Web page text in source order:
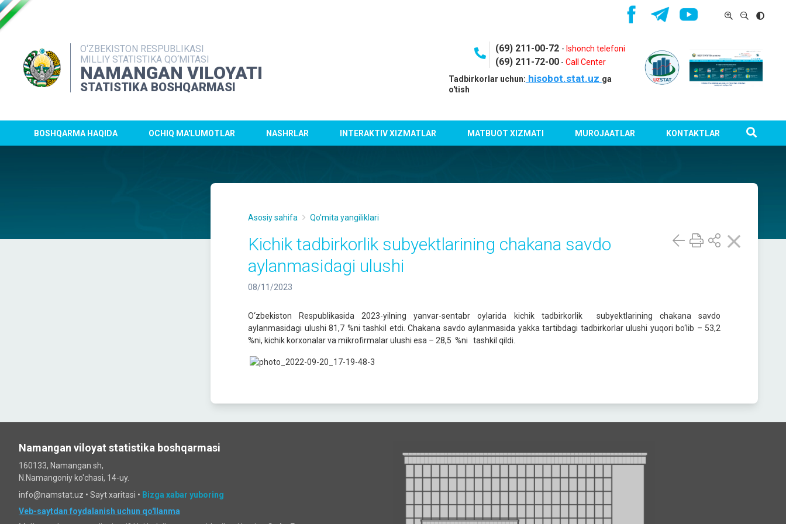
O‘ZBEKISTON RESPUBLIKASI
MILLIY STATISTIKA QO‘MITASI
NAMANGAN VILOYATI
STATISTIKA BOSHQARMASI
(69) 211-00-72 - Ishonch telefoni
(69) 211-72-00- Call Center
Tadbirkorlar uchun: hisobot.stat.uz ga
o'tish
BOSHQARMA HAQIDA OCHIQ MA'LUMOTLAR NASHRLAR INTERAKTIV XIZMATLAR MATBUOT XIZMATI MUROJAATLAR KONTAKTLAR
Asosiy sahifa Qo'mita yangiliklari
Kichik tadbirkorlik subyektlarining сhakana savdo
aylanmasidagi ulushi
08/11/2023
O‘zbekiston Respublikasida 2023-yilning yanvar-sentabr oylarida kichik tadbirkorlik subyektlarining сhakana savdo
aylanmasidagi ulushi 81,7 %ni tashkil etdi. Сhakana savdo aylanmasida yakka tartibdagi tadbirkorlar ulushi yuqori bo‘lib – 53,2
%ni, kichik korxonalar va mikrofirmalar ulushi esa – 28,5 %ni tashkil qildi.
Namangan viloyat statistika boshqarmasi
160133, Namangan sh,
N.Namangoniy ko'chasi, 14-uy.
info@namstat.uz • Sayt xaritasi • Bizga xabar yuboring
Veb-saytdan foydalanish uchun qo'llanma